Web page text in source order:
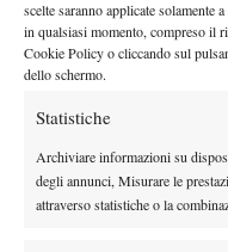
scelte saranno applicate
in qualsiasi momento, compreso il
Cookie Policy o cliccando sul
dello schermo.
Statistiche
Archiviare informazioni su
degli annunci, Misurare le
attraverso statistiche o la
davvero fantastica. Oggi
doppi l’affiatamento dei
hanno fatto la differenza.
con fiducia all’ultimo
domenica 19 luglio
agguantare addirittura le
RISULTATI